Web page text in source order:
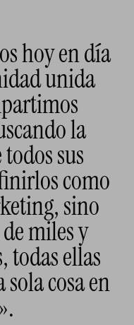
hoy en día
unida
la
sus
como
sino
miles y
todas ellas
cosa en